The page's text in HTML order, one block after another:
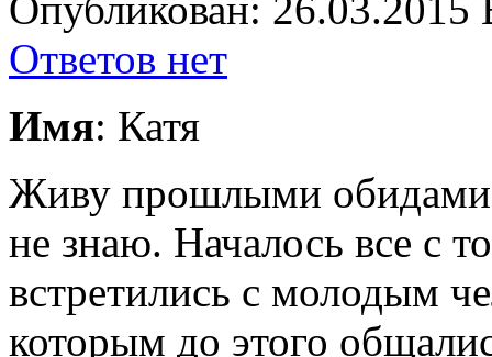
Ответов нет
Имя: Катя
Живу прошлыми обидами,
не знаю. Началось все с
встретились с молодым
которым до этого